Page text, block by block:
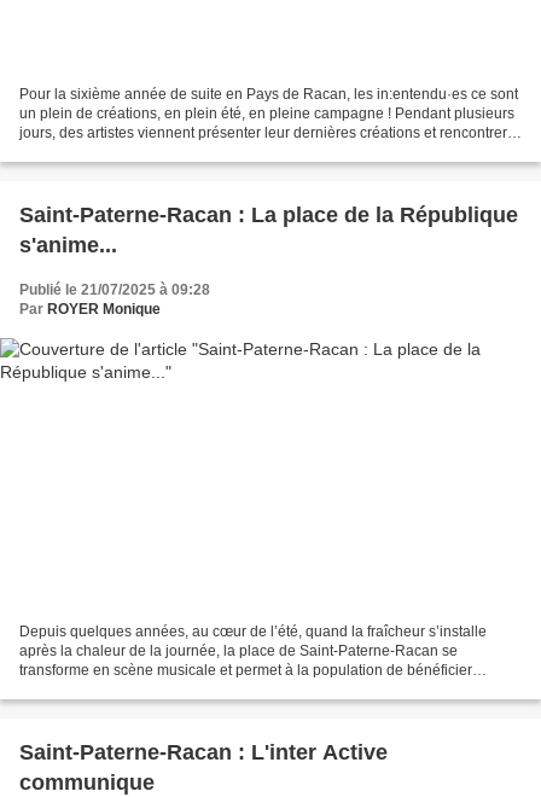
Pour la sixième année de suite en Pays de Racan, les in:entendu·es ce sont
un plein de créations, en plein été, en pleine campagne ! Pendant plusieurs
jours, des artistes viennent présenter leur dernières créations et rencontrer
Saint-Paterne-Racan : La place de la République
s'anime...
Publié le 21/07/2025 à 09:28
Par ROYER Monique
Depuis quelques années, au cœur de l’été, quand la fraîcheur s’installe
après la chaleur de la journée, la place de Saint-Paterne-Racan se
transforme en scène musicale et permet à la population de bénéficier
Saint-Paterne-Racan : L'inter Active
communique